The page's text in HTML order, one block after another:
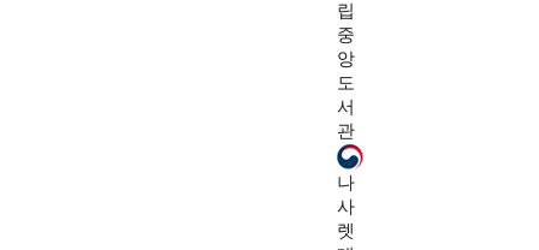
립
중
앙
도
서
관
나
사
렛